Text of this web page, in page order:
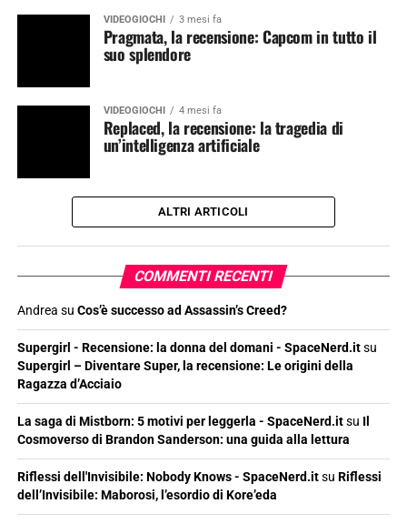
VIDEOGIOCHI 3 mesi fa
Pragmata, la recensione: Capcom in tutto il
suo splendore
VIDEOGIOCHI 4 mesi fa
Replaced, la recensione: la tragedia di
un’intelligenza artificiale
ALTRI ARTICOLI
COMMENTI RECENTI
Andrea su Cos’è successo ad Assassin’s Creed?
Supergirl - Recensione: la donna del domani - SpaceNerd.itsu
Supergirl – Diventare Super, la recensione: Le origini della
Ragazza d’Acciaio
La saga di Mistborn: 5 motivi per leggerla - SpaceNerd.itsu Il
Cosmoverso di Brandon Sanderson: una guida alla lettura
Riflessi dell'Invisibile: Nobody Knows - SpaceNerd.itsu Riflessi
dell’Invisibile: Maborosi, l’esordio di Kore’eda